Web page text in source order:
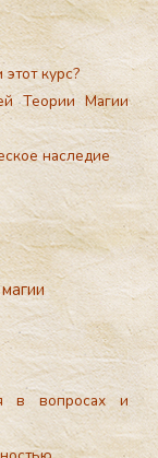
курс?
Теории Магии
наследие
в вопросах и